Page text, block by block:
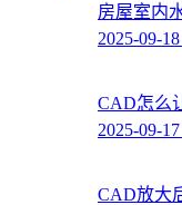
房屋室内
2025-09-
CAD怎么
2025-09-
CAD放大